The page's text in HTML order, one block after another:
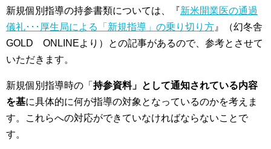
新規個別指導の持参書類については、『新米開業医の通過
儀礼･･･厚生局による「新規指導」の乗り切り方 』（幻冬舎
GOLD ONLINEより）との記事があるので、参考とさせて
いただきます。
新規個別指導時の「 持参資料」として通知されている内容
を基に具体的に何が指導の対象となっているのかを考えま
す。これらへの対応ができていなければならないことで
す。
ｰﾄ・各手続き
農地等開発関係
許認可申請業務
会社・法人設立関係
建設業関連